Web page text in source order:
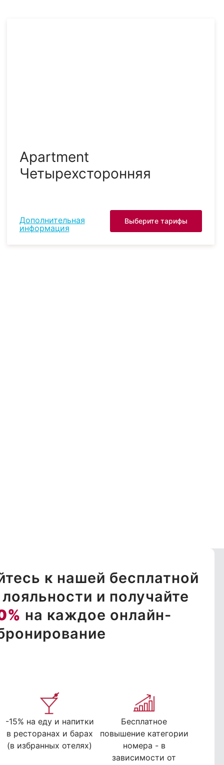
Apartment
Четырехсторонняя
Дополнительная
информация
Выберите тарифы
к нашей бесплатной
и получайте
на каждое онлайн-
-15% на еду и напитки
в ресторанах и барах
(в избранных отелях)
Бесплатное
повышение категории
номера - в
зависимости от